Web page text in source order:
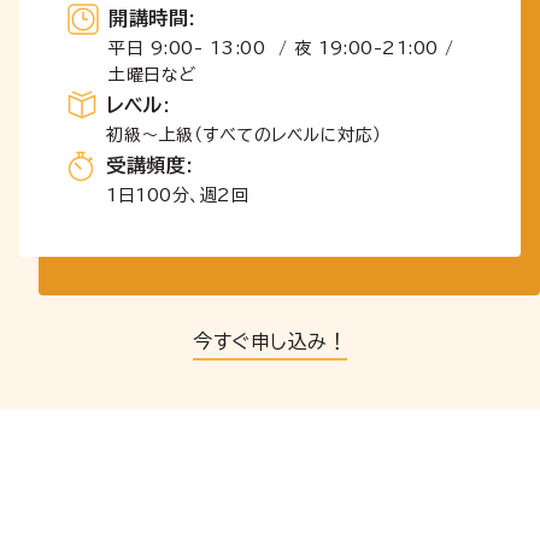
開講時間 :
平日 9:00- 13:00 / 夜 19:00-21:00 /
土曜日など
レベル:
初級～上級（すべてのレベルに対応）
受講頻度:
1日100分、週2回
今すぐ申し込み！